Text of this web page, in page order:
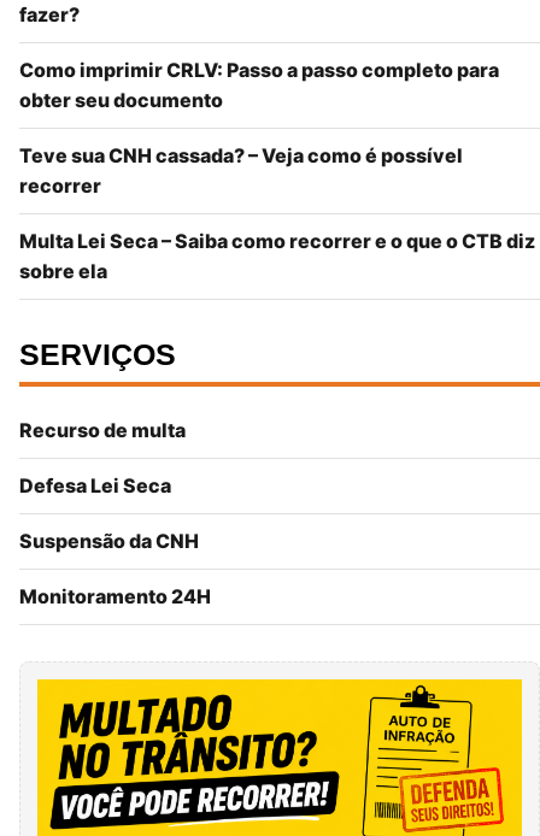
fazer?
Como imprimir CRLV: Passo a passo completo para
obter seu documento
Teve sua CNH cassada? – Veja como é possível
recorrer
Multa Lei Seca – Saiba como recorrer e o que o CTB diz
sobre ela
SERVIÇOS
Recurso de multa
Defesa Lei Seca
Suspensão da CNH
Monitoramento 24H